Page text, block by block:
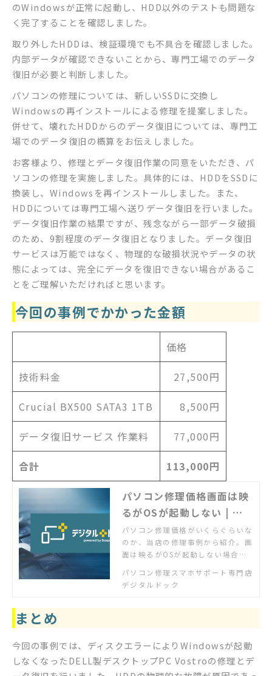
のWindowsが正常に起動し、HDD以外のテストも問題な
く完了することを確認しました。
取り外したHDDは、検証環境でも不具合を確認しました。
内部データが確認できないことから、専門工場でのデータ
復旧が必要と判断しました。
パソコンの修理については、新しいSSDに交換し
Windowsの再インストールによる修理を提案しました。
併せて、壊れたHDDからのデータ復旧については、専門工
場でのデータ復旧の概算をお伝えしました。
お客様より、修理とデータ復旧作業の同意をいただき、パ
ソコンの修理を実施しました。具体的には、HDDをSSDに
換装し、Windowsを再インストールしました。また、
HDDについては専門工場へ送りデータ復旧を行いました。
データ復旧作業の結果ですが、残念ながら一部データ破損
のため、9割程度のデータ復旧となりました。データ復旧
サービスは万能ではなく、物理的な破損状況やデータの状
態によっては、完全にデータを復旧できない場合があるこ
とをご理解いただければと思います。
今回の事例でかかった金額
価格
技術料金 27,500円
Crucial BX500 SATA3 1TB 8,500円
データ復旧サービス 作業料 77,000円
合計 113,000円
パソコン修理価格画面は映
るがOSが起動しない | デ
ジタルドック【公式】
パソコン修理価格がいくらぐらいな
のか、当店の修理事例から紹介。画
面は映るがOSが起動しない場合の
ただけます。実際の作業前にはお客
様にお見積もりを必ず提示し、了承
パソコン修理スマホサポート専門店
デジタルドック
まとめ
今回の事例では、ディスクエラーによりWindowsが起動
しなくなったDELL製デスクトップPC Vostroの修理とデ